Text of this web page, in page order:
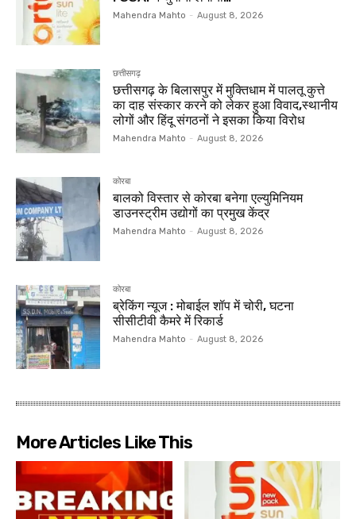
Mahendra Mahto - August 8, 2026
छत्तीसगढ़
छत्तीसगढ़ के बिलासपुर में मुक्तिधाम में पालतू कुत्ते
का दाह संस्कार करने को लेकर हुआ विवाद,स्थानीय
लोगों और हिंदू संगठनों ने इसका किया विरोध
Mahendra Mahto - August 8, 2026
कोरबा
बालको विस्तार से कोरबा बनेगा एल्युमिनियम
डाउनस्ट्रीम उद्योगों का प्रमुख केंद्र
Mahendra Mahto - August 8, 2026
कोरबा
ब्रेकिंग न्यूज : मोबाईल शॉप में चोरी, घटना
सीसीटीवी कैमरे में रिकार्ड
Mahendra Mahto - August 8, 2026
More Articles Like This